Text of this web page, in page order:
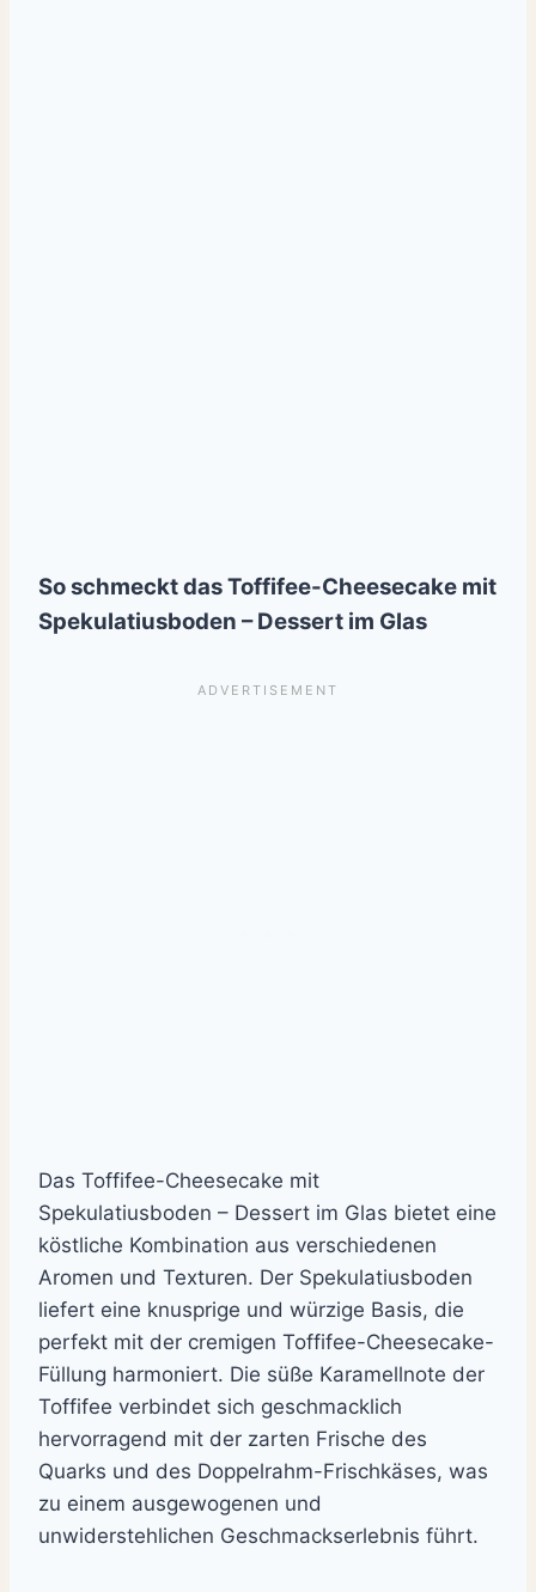
So schmeckt das Toffifee-Cheesecake mit
Spekulatiusboden – Dessert im Glas
Das Toffifee-Cheesecake mit
Spekulatiusboden – Dessert im Glas bietet eine
köstliche Kombination aus verschiedenen
Aromen und Texturen. Der Spekulatiusboden
liefert eine knusprige und würzige Basis, die
perfekt mit der cremigen Toffifee-Cheesecake-
Füllung harmoniert. Die süße Karamellnote der
Toffifee verbindet sich geschmacklich
hervorragend mit der zarten Frische des
Quarks und des Doppelrahm-Frischkäses, was
zu einem ausgewogenen und
unwiderstehlichen Geschmackserlebnis führt.